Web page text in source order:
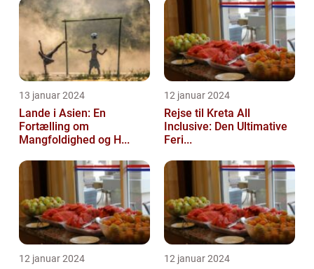
13 januar 2024
Lande i Asien: En
Fortælling om
Mangfoldighed og H...
12 januar 2024
Rejse til Kreta All
Inclusive: Den Ultimative
Feri...
12 januar 2024 12 januar 2024